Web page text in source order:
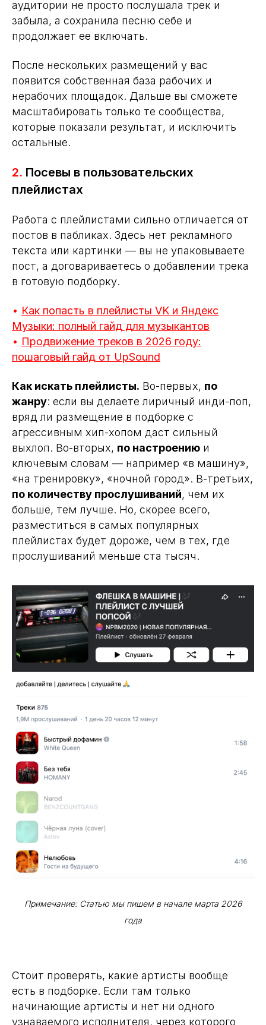
аудитории не просто послушала трек и
забыла, а сохранила песню себе и
продолжает ее включать.
После нескольких размещений у вас
появится собственная база рабочих и
нерабочих площадок. Дальше вы сможете
масштабировать только те сообщества,
которые показали результат, и исключить
остальные.
2. Посевы в пользовательских
плейлистах
Работа с плейлистами сильно отличается от
постов в пабликах. Здесь нет рекламного
текста или картинки — вы не упаковываете
пост, а договариваетесь о добавлении трека
в готовую подборку.
• Как попасть в плейлисты VK и Яндекс
Музыки: полный гайд для музыкантов
• Продвижение треков в 2026 году:
пошаговый гайд от UpSound
Как искать плейлисты. Во-первых, по
жанру: если вы делаете лиричный инди-поп,
вряд ли размещение в подборке с
агрессивным хип-хопом даст сильный
выхлоп. Во-вторых, по настроению и
ключевым словам — например «в машину»,
«на тренировку», «ночной город». В-третьих,
по количеству прослушиваний, чем их
больше, тем лучше. Но, скорее всего,
разместиться в самых популярных
плейлистах будет дороже, чем в тех, где
прослушиваний меньше ста тысяч.
Примечание: Статью мы пишем в начале марта 2026
года
Стоит проверять, какие артисты вообще
есть в подборке. Если там только
начинающие артисты и нет ни одного
узнаваемого исполнителя, через которого